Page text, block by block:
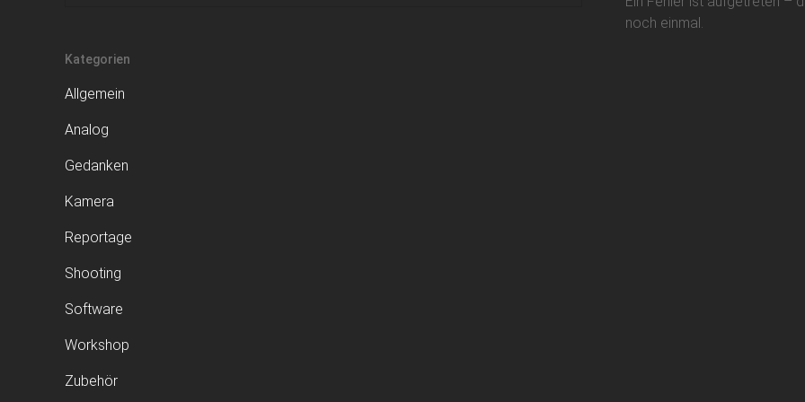
Kategorien
Allgemein
Analog
Gedanken
Kamera
Reportage
Shooting
Software
Workshop
Zubehör
noch einmal.